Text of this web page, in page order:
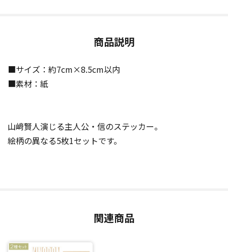
商品説明
■サイズ：約7cm×8.5cm以内
■素材：紙
山﨑賢人演じる主人公・信のステッカー。
絵柄の異なる5枚1セットです。
関連商品